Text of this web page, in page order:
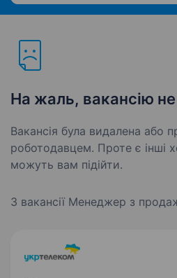
На жаль, вакансію
Вакансія була видалена або
роботодавцем. Проте є інші
можуть вам підійти.
3 вакансії Менеджер з